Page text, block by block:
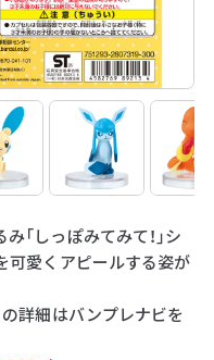
「しっぽみてみて！」シ
可愛くアピールする姿が
の詳細はバンプレナビを